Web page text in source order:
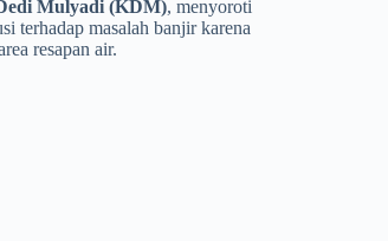
Mulyadi (KDM), menyoroti
terhadap masalah banjir karena
resapan air.